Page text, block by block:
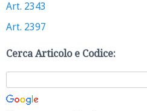
Art. 2343
Art. 2397
Cerca Articolo e Codice: